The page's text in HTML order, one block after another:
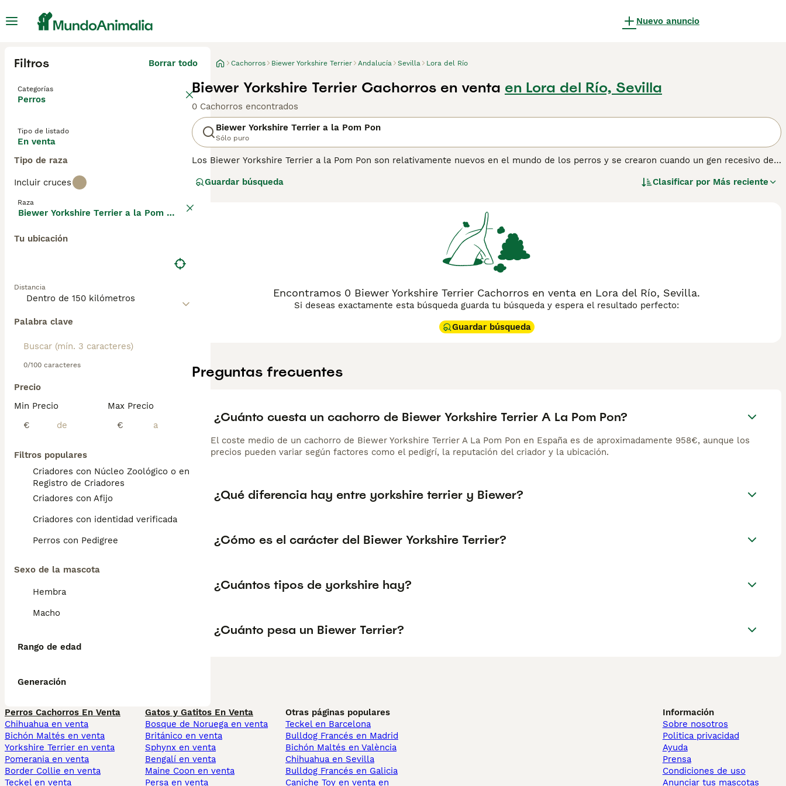
Nuevo anuncio
Filtros Borrar todo
Categorías
Perros
Tipo de listado
En venta
Tipo de raza
Incluir cruces
Raza
Biewer Yorkshire Terrier a la Pom Pon
Tu ubicación
Distancia
Palabra clave
0/100 caracteres
Precio
Min Precio
€
Max Precio
€
Filtros populares
Criadores con Núcleo Zoológico o en el
Registro de Criadores
Criadores con Afijo
Criadores con identidad verificada
Perros con Pedigree
Sexo de la mascota
Hembra
Macho
Rango de edad
Generación
Cachorros Biewer Yorkshire Terrier Andalucía Sevilla Lora del Río
Biewer Yorkshire Terrier Cachorros en venta en Lora del Río, Sevilla
0 Cachorros encontrados
Biewer Yorkshire Terrier a la Pom Pon
Sólo puro
Los Biewer Yorkshire Terrier a la Pom Pon son relativamente nuevos en el mundo de los perros y se crearon cuando un gen recesivo de
por lo que este cachorro de varios colores intrigó y deleitó a sus criadores alemanes, Werner y Gertrud Biewer, quienes decidieron
página de consejos de compra de Biewer Yorkshire Terrier a la Pom Pon para obtener información sobre esta raza de perro.
Guardar búsqueda Clasificar por Más reciente
Encontramos 0 Biewer Yorkshire Terrier Cachorros en venta en Lora del Río, Sevilla.
Si deseas exactamente esta búsqueda guarda tu búsqueda y espera el resultado perfecto:
Guardar búsqueda
Preguntas frecuentes
¿Cuánto cuesta un cachorro de Biewer Yorkshire Terrier A La Pom Pon?
El coste medio de un cachorro de Biewer Yorkshire Terrier A La Pom Pon en España es de aproximadamente 958€, aunque los
precios pueden variar según factores como el pedigrí, la reputación del criador y la ubicación.
¿Qué diferencia hay entre yorkshire terrier y Biewer?
¿Cómo es el carácter del Biewer Yorkshire Terrier?
¿Cuántos tipos de yorkshire hay?
¿Cuánto pesa un Biewer Terrier?
Perros Cachorros En Venta
Chihuahua en venta
Bichón Maltés en venta
Yorkshire Terrier en venta
Pomerania en venta
Border Collie en venta
Teckel en venta
Gatos y Gatitos En Venta
Bosque de Noruega en venta
Británico en venta
Sphynx en venta
Bengalí en venta
Maine Coon en venta
Persa en venta
Otras páginas populares
Teckel en Barcelona
Bulldog Francés en Madrid
Bichón Maltés en València
Chihuahua en Sevilla
Bulldog Francés en Galicia
Caniche Toy en venta en
Información
Sobre nosotros
Politica privacidad
Ayuda
Prensa
Condiciones de uso
Anunciar tus mascotas